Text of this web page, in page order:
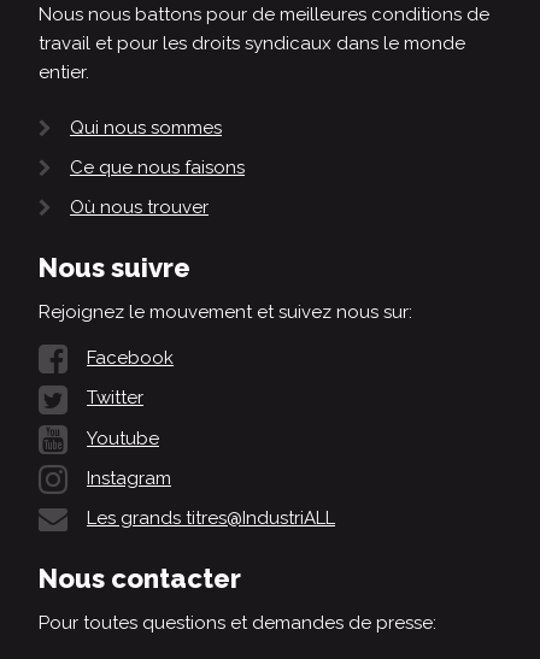
Nous nous battons pour de meilleures conditions de
travail et pour les droits syndicaux dans le monde
entier.
Qui nous sommes
Ce que nous faisons
Où nous trouver
Nous suivre
Rejoignez le mouvement et suivez nous sur:
Facebook
Twitter
Youtube
Instagram
Les grands titres@IndustriALL
Nous contacter
Pour toutes questions et demandes de presse: